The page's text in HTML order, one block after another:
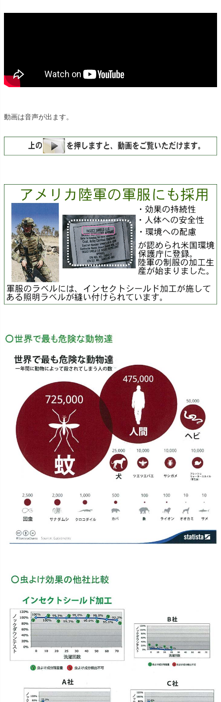
動画は音声が出ます。